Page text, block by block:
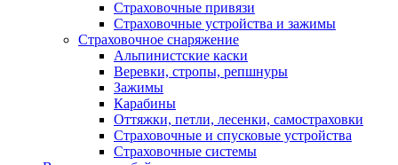
Страховочные привязи
Страховочные устройства и зажимы
Страховочное снаряжение
Альпинистские каски
Веревки, стропы, репшнуры
Зажимы
Карабины
Оттяжки, петли, лесенки, самостраховки
Страховочные и спусковые устройства
Страховочные системы